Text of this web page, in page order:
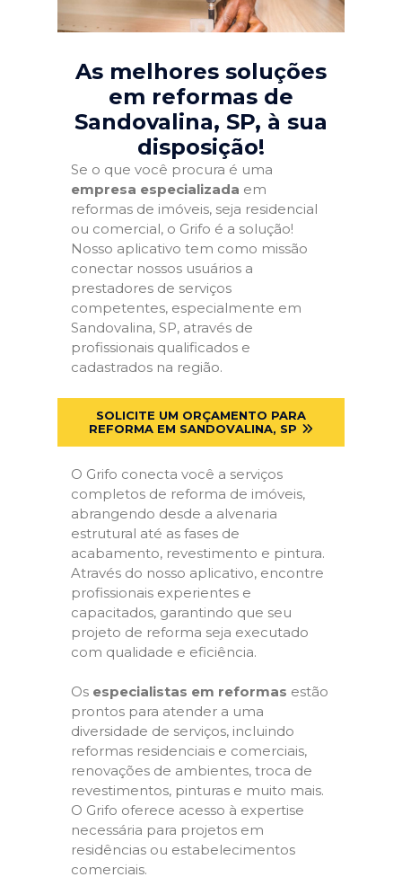
As melhores soluções
em reformas de
Sandovalina, SP, à sua
disposição!
Se o que você procura é uma
empresa especializada em
reformas de imóveis, seja residencial
ou comercial, o Grifo é a solução!
Nosso aplicativo tem como missão
conectar nossos usuários a
prestadores de serviços
competentes, especialmente em
Sandovalina, SP, através de
profissionais qualificados e
cadastrados na região.
SOLICITE UM ORÇAMENTO PARA
REFORMA EM SANDOVALINA, SP
O Grifo conecta você a serviços
completos de reforma de imóveis,
abrangendo desde a alvenaria
estrutural até as fases de
acabamento, revestimento e pintura.
Através do nosso aplicativo, encontre
profissionais experientes e
capacitados, garantindo que seu
projeto de reforma seja executado
com qualidade e eficiência.
Os especialistas em reformas estão
prontos para atender a uma
diversidade de serviços, incluindo
reformas residenciais e comerciais,
renovações de ambientes, troca de
revestimentos, pinturas e muito mais.
O Grifo oferece acesso à expertise
necessária para projetos em
residências ou estabelecimentos
comerciais.